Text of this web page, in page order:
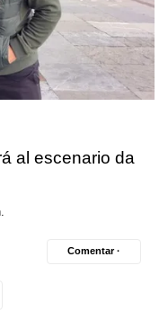
al escenario da
Comentar ·